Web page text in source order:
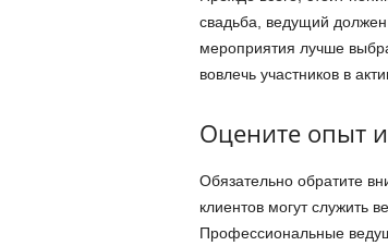
свадьба, ведущий
мероприятия лучше
вовлечь участников в
Оцените опыт
Обязательно обратите
клиентов могут служить
Профессиональные